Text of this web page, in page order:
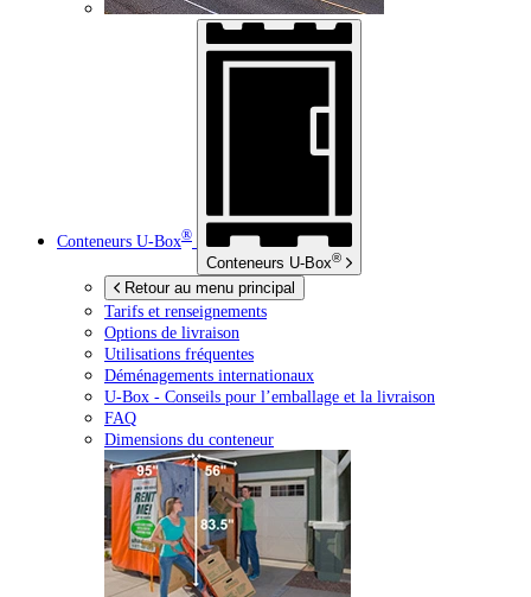
Conteneurs U-Box®
Conteneurs U-Box®
Retour au menu principal
Tarifs et renseignements
Options de livraison
Utilisations fréquentes
Déménagements internationaux
U-Box - Conseils pour l’emballage et la livraison
FAQ
Dimensions du conteneur